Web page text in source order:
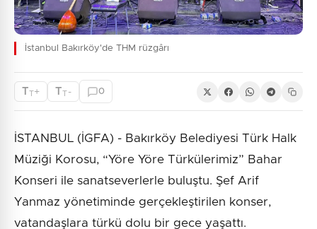
İstanbul Bakırköy'de THM rüzgârı
TT+ TT - 0
İSTANBUL (İGFA) - Bakırköy Belediyesi Türk Halk
Müziği Korosu, “Yöre Yöre Türkülerimiz” Bahar
Konseri ile sanatseverlerle buluştu. Şef Arif
Yanmaz yönetiminde gerçekleştirilen konser,
vatandaşlara türkü dolu bir gece yaşattı.